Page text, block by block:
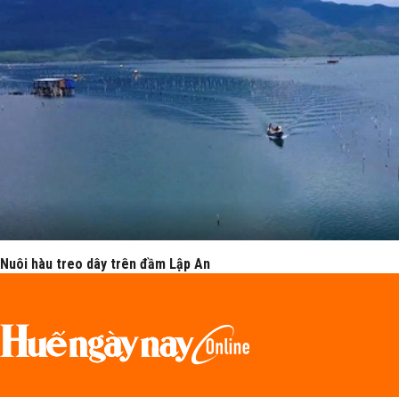
Nuôi hàu treo dây trên đầm Lập An